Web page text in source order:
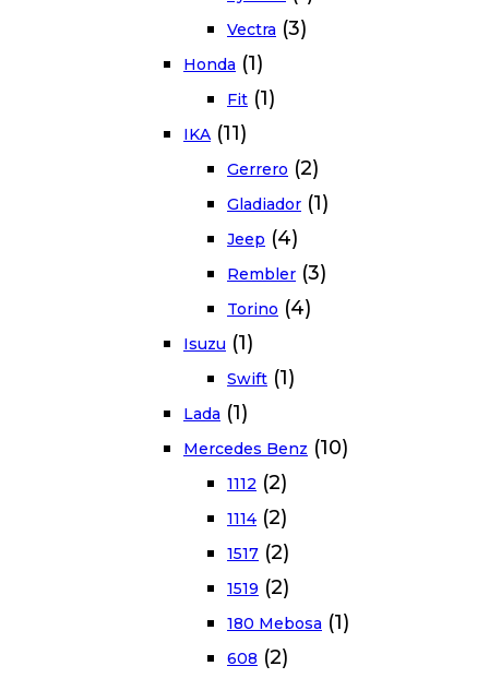
Vectra (3)
Honda (1)
Fit (1)
IKA (11)
Gerrero (2)
Gladiador (1)
Jeep (4)
Rembler (3)
Torino (4)
Isuzu (1)
Swift (1)
Lada (1)
Mercedes Benz (10)
1112 (2)
1114 (2)
1517 (2)
1519 (2)
180 Mebosa (1)
608 (2)